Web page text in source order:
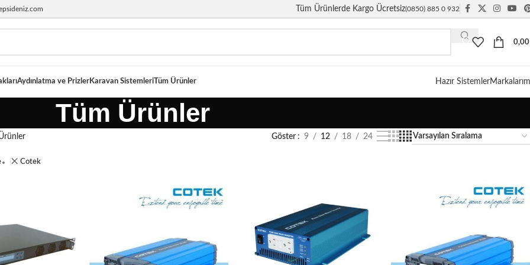
Tüm Ürünlerde Kargo Ücretsiz(0850) 885 0 932
Aydınlatma ve PrizlerKaravan SistemleriTüm Ürünler Hazır Sistemler
Tüm Ürünler
Göster 9 12 18 24
Cotek